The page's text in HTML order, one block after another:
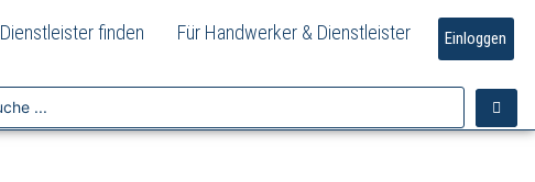
Dienstleister finden Für Handwerker & Dienstleister Einloggen